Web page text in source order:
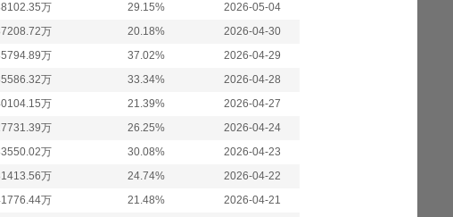
万 29.15%
2026-05-04
万 20.18%
2026-04-30
万 37.02%
2026-04-29
万 33.34%
2026-04-28
万 21.39%
2026-04-27
万 26.25%
2026-04-24
万 30.08%
2026-04-23
万 24.74%
2026-04-22
万 21.48%
2026-04-21